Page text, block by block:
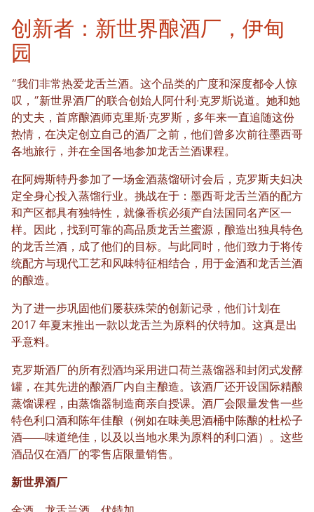
创新者：新世界酿酒厂，伊甸
园
“我们非常热爱龙舌兰酒。这个品类的广度和深度都令人惊
叹，”新世界酒厂的联合创始人阿什利·克罗斯说道。她和她
的丈夫，首席酿酒师克里斯·克罗斯，多年来一直追随这份
热情，在决定创立自己的酒厂之前，他们曾多次前往墨西哥
各地旅行，并在全国各地参加龙舌兰酒课程。
在阿姆斯特丹参加了一场金酒蒸馏研讨会后，克罗斯夫妇决
定全身心投入蒸馏行业。挑战在于：墨西哥龙舌兰酒的配方
和产区都具有独特性，就像香槟必须产自法国同名产区一
样。因此，找到可靠的高品质龙舌兰蜜源，酿造出独具特色
的龙舌兰酒，成了他们的目标。与此同时，他们致力于将传
统配方与现代工艺和风味特征相结合，用于金酒和龙舌兰酒
的酿造。
为了进一步巩固他们屡获殊荣的创新记录，他们计划在
2017 年夏末推出一款以龙舌兰为原料的伏特加。这真是出
乎意料。
克罗斯酒厂的所有烈酒均采用进口荷兰蒸馏器和封闭式发酵
罐，在其先进的酿酒厂内自主酿造。该酒厂还开设国际精酿
蒸馏课程，由蒸馏器制造商亲自授课。酒厂会限量发售一些
特色利口酒和陈年佳酿（例如在味美思酒桶中陈酿的杜松子
酒——味道绝佳，以及以当地水果为原料的利口酒）。这些
酒品仅在酒厂的零售店限量销售。
新世界酒厂